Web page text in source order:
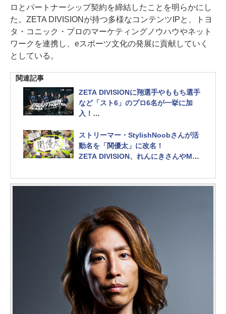
ロとパートナーシップ契約を締結したことを明らかにし
た。ZETA DIVISIONが持つ多様なコンテンツIPと、トヨ
タ・コニック・プロのマーケティングノウハウやネット
ワークを連携し、eスポーツ文化の発展に貢献していく
としている。
関連記事
ZETA DIVISIONに翔選手やももち選手
など「スト6」のプロ6名が一挙に加
入！
手、チョコブランカ選手も加入へ
ストリーマー・StylishNoobさんが活
動名を「関優太」に改名！
ZETA DIVISION、れんにきさんやMeL
入も発表